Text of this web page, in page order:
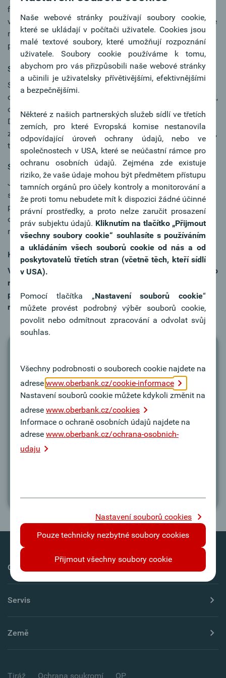
finančních záležitostech, především však v situacích, které
vyžadují intenzivní péči a poradenství. Na této pozici byste
měl/měla být komunikativní, mít smysl pro prodej a mít
potěšení z péče o klienty.
Specialista v Praze nebo Českých Budějovicích
Své kolegy budete podporovat v odborných otázkách v
oblasti vaší specializace, např. analýza úvěrů, platební styk,
oceňování nemovitostí, administrativa nebo účetnictví.
Důležitými předpoklady pro tuto pozici jsou ekonomické
znalosti, schopnost práce s čísly, pečlivý a flexibilní přístup,
týmová práce a ochota poskytovat servis.
Specialista odborného oddělení v Linci
Jako specialista se vyznačujete zejména znalostí určitého
specializovaného oboru, jako je financování, investiční
poradenství, vedení úvěru, účetnictví/controlling,
organizace. Pracujete samostatně, z vlastní iniciativy a
máte schopnost analytického myšlení.
Kariérní šance
Vy sami jste strůjcem svého profesního úspěchu a dalšího
rozvoje. K tomu vám vytváříme podmínky: postupným
plněním složitějších úkolů můžete využít prostor pro
rozhodování a přebírat větší odpovědnost.
Motivovaní pracovníci s pravomocemi a vlastní
zodpovědností - rozhodující faktor úspěchu.
Volné pracovní pozice
Naše webové stránky používají soubory cookie,
které se ukládají v počítači uživatele. Cookies jsou
malé textové soubory, které umožňují rozpoznání
uživatele. Soubory cookie používáme k tomu,
abychom pro vás přizpůsobili naše webové stránky
a učinili je uživatelsky přívětivějšími, efektivnějšími
a bezpečnějšími.
Některé z našich partnerských služeb sídlí ve třetích
zemích, pro které Evropská komise nestanovila
odpovídající úroveň ochrany údajů, nebo ve
společnostech v USA, které se neúčastní rámce pro
ochranu osobních údajů. Zejména zde existuje
riziko, že vaše údaje mohou být předmětem přístupu
tamních orgánů pro účely kontroly a monitorování a
že proti tomu nebudete mít k dispozici žádné účinné
právní prostředky, a proto nelze zaručit prosazení
práv subjektu údajů. Kliknutím na tlačítko „Přijmout
všechny soubory cookie“ souhlasíte s používáním
a ukládáním všech souborů cookie od nás a od
poskytovatelů třetích stran (včetně těch, kteří sídlí
v USA).
Pomocí tlačítka „Nastavení souborů cookie“
můžete provést podrobný výběr souborů cookie,
povolit nebo odmítnout zpracování a odvolat svůj
souhlas.
Všechny podrobnosti o souborech cookie najdete na
adrese www.oberbank.cz/cookie-informace
Nastavení souborů cookie můžete kdykoli změnit na
adrese www.oberbank.cz/cookies
Informace o ochraně osobních údajů najdete na
adrese www.oberbank.cz/ochrana-osobnich-
udaju
Nastavení souborů cookies
Pouze technicky nezbytné soubory cookies
Přijmout všechny soubory cookie
Oberbank AG
Servis
Země
Tiráž Ochrana soukromí OP